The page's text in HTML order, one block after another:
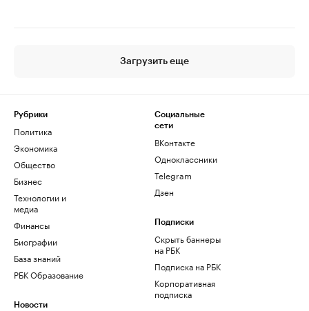
Загрузить еще
Рубрики
Политика
Экономика
Общество
Бизнес
Технологии и
медиа
Финансы
Биографии
База знаний
РБК Образование
Новости
Социальные
сети
ВКонтакте
Одноклассники
Telegram
Дзен
Подписки
Скрыть баннеры
на РБК
Подписка на РБК
Корпоративная
подписка